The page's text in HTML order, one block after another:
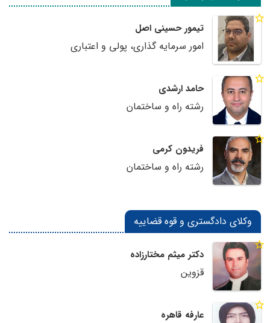
تیمور حسینی اصل
امور سرمایه گذاری، پولی و اعتباری
حامد ارشدی
رشته راه و ساختمان
فریدون کرمی
رشته راه و ساختمان
وکلای دادگستری و قوه قضاییه
دکتر میثم مختارزاده
قزوین
عارفه قاهره